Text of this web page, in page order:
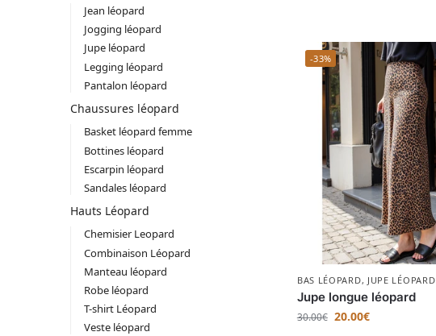
-33%
BAS LÉOPARD, JUPE LÉOPARD
Jupe longue léopard
30.00€ 20.00€
Jean léopard
Jogging léopard
Jupe léopard
Legging léopard
Pantalon léopard
Chaussures léopard
Basket léopard femme
Bottines léopard
Escarpin léopard
Sandales léopard
Hauts Léopard
Chemisier Leopard
Combinaison Léopard
Manteau léopard
Robe léopard
T-shirt Léopard
Veste léopard